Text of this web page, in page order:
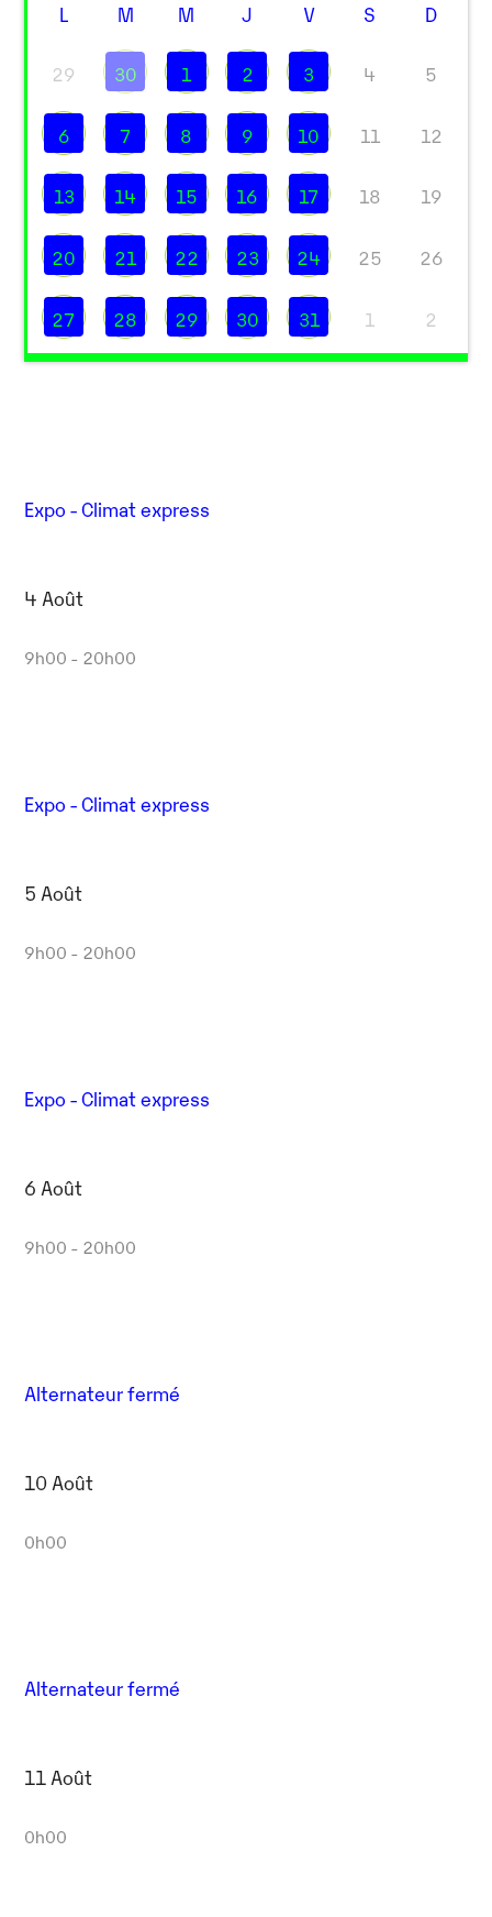
L M M J V S D
29 30 1 2 3 4 5
6 7 8 9 10 11 12
13 14 15 16 17 18 19
20 21 22 23 24 25 26
27 28 29 30 31 1 2
Expo - Climat express
4 Août
9h00 - 20h00
Expo - Climat express
5 Août
9h00 - 20h00
Expo - Climat express
6 Août
9h00 - 20h00
Alternateur fermé
10 Août
0h00
Alternateur fermé
11 Août
0h00